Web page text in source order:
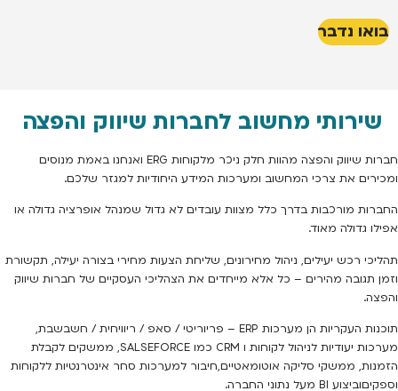
בואו נדבר
שירותי מחשוב לחברות שיווק והפצה
חברות שיווק והפצה מהוות חלק ניכר מלקוחות ERG ו
אנחנו באמת מנוסים
ומכירים את צרכי המחשוב ומערכות המידע היחודיות למגזר שלכם.
החברות מורכבות בדרך כלל מצוות עובדים לא גדול שמנהל אופרציה גדולה או
אפילו גדולה מאוד.
תהליכי רכש יעילים, ניהול מחירונים, שליחת הצעות מחירי בצורה יעילה, תקשורת
וזמן תגובה מהירים – כל אלא מייחדים את הצהליכי העסקיים של חברות שיווק
והפצה.
תוכנות העקריות הן מערכות ERP – פריוריטי / סאפ / ריוויחית / חשבשבת,
מערכות יעודיות לניהול לקוחות ו CRM כמו SALSEFORCE, ממשקים לקבלת
הזמנות, ממשקי סליקה אוטומאטיים,חיבור למערכות סחר אינטרנטיות ללקוחות
וספקיםוביצוע BI מעל נתוני החברה.